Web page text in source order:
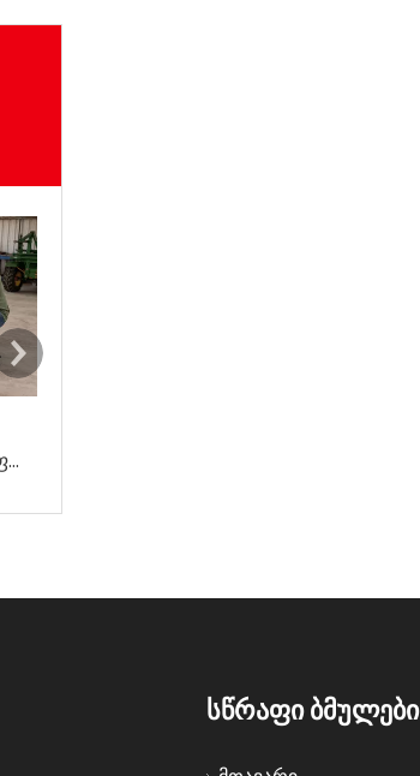
როგორ შევინარჩუნოთ სოფლის მეურნეობის ATV Sprayer
სწრაფი ბმულები